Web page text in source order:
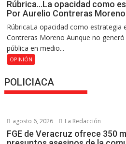
Rúbrica…La opacidad como
Por Aurelio Contreras
RúbricaLa opacidad como estrategia
Contreras Moreno Aunque no
pública en medio...
OPINIÓN
POLICIACA
agosto 6, 2026 La Redacción
FGE de Veracruz ofrece 350